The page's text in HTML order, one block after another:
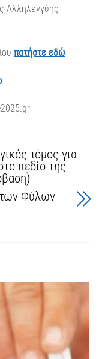
Αλληλεγγύης
πατήστε εδώ
τόμος για
πεδίο της
των Φύλων